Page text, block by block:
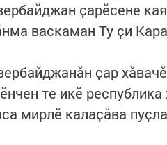
ҫарӗсене
васкаман Ту ҫи
ҫар
те икӗ
мирлӗ калаҫӑва